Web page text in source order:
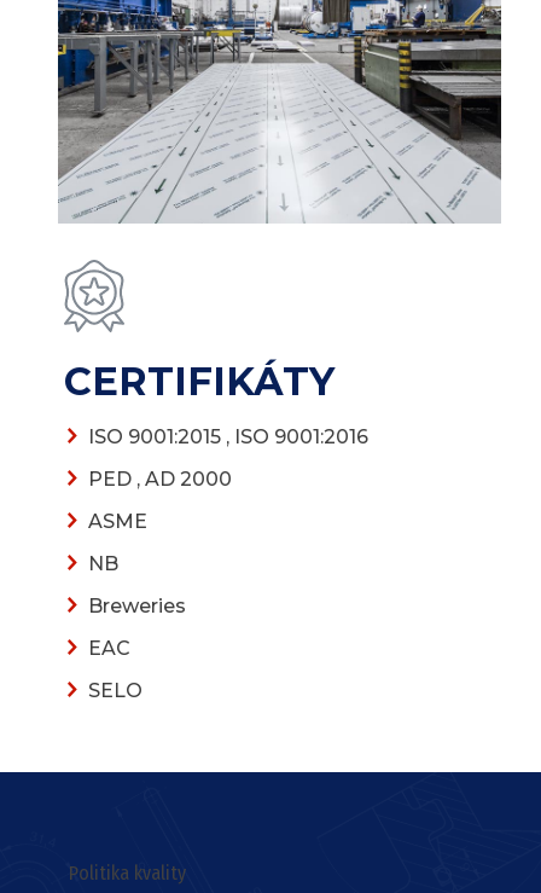
CERTIFIKÁTY
ISO 9001:2015 , ISO 9001:2016
PED , AD 2000
ASME
NB
Breweries
EAC
SELO
Politika kvality